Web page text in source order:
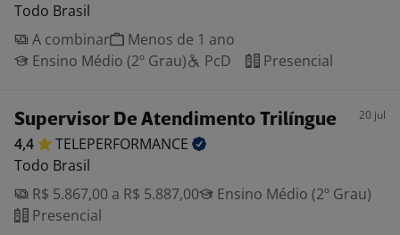
Todo Brasil
A combinar
Menos de 1 ano
Ensino Médio (2º Grau)
PcD Presencial
Supervisor De Atendimento Trilíngue 20 jul
4,4
TELEPERFORMANCE
Todo Brasil
R$ 5.867,00 a R$ 5.887,00
Ensino Médio (2º Grau)
Presencial